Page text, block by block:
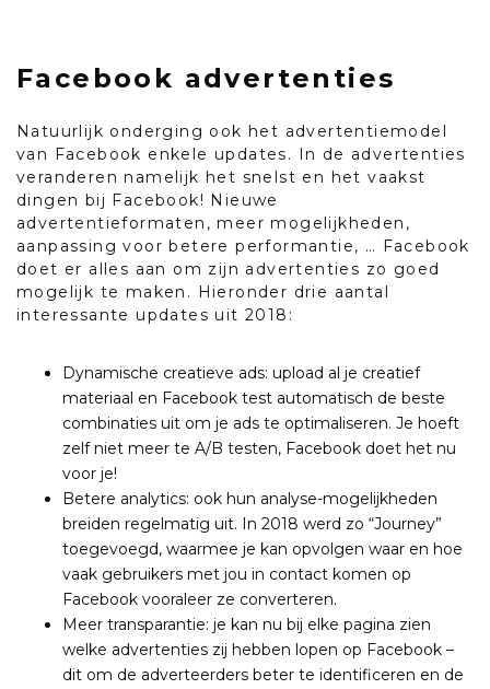
Facebook advertenties
Natuurlijk onderging ook het advertentiemodel
van Facebook enkele updates. In de advertenties
veranderen namelijk het snelst en het vaakst
dingen bij Facebook! Nieuwe
advertentieformaten, meer mogelijkheden,
aanpassing voor betere performantie, … Facebook
doet er alles aan om zijn advertenties zo goed
mogelijk te maken. Hieronder drie aantal
interessante updates uit 2018:
Dynamische creatieve ads: upload al je creatief
materiaal en Facebook test automatisch de beste
combinaties uit om je ads te optimaliseren. Je hoeft
zelf niet meer te A/B testen, Facebook doet het nu
voor je!
Betere analytics: ook hun analyse-mogelijkheden
breiden regelmatig uit. In 2018 werd zo “Journey”
toegevoegd, waarmee je kan opvolgen waar en hoe
vaak gebruikers met jou in contact komen op
Facebook vooraleer ze converteren.
Meer transparantie: je kan nu bij elke pagina zien
welke advertenties zij hebben lopen op Facebook –
dit om de adverteerders beter te identificeren en de